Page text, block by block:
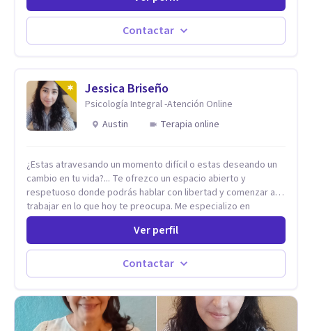
compulsivo. Tratamiento Eficaz para la Depresión (AC)
Evaluación, contención e intervención en riesgo Suicida
Conductas autolesivas en el adolescente. Problemas con el
vínculo del Apego Seguro. Orientación sexual,
Acompañamiento Tanatológico. Cuidados paliativos en
enfermedades crónicas.
Contactar
Jessica Briseño
Psicología Integral -Atención Online
Austin
Terapia online
¿Estas atravesando un momento difícil o estas deseando un
cambio en tu vida?... Te ofrezco un espacio abierto y
respetuoso donde podrás hablar con libertad y comenzar a
trabajar en lo que hoy te preocupa. Me especializo en
Trastornos de Ansiedad y a lo largo de mi experiencia
profesional he acompañado a muchas Familias y Parejas con
distintas problemáticas como el manejo del estrés,
Autoestima, Gestión de la Ira, Depresión, Retos en la Crianza,
Codependencia, Celos, entre otros. Cuento con más de 12
trabajado en distintos contextos clínicos con niños,
Adolescentes y Adultos
Ver perfil
Contactar